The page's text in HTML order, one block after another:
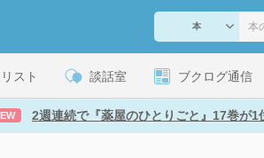
スト 談話室 ブクログ通信
2週連続で『薬屋のひとりごと』17巻が1